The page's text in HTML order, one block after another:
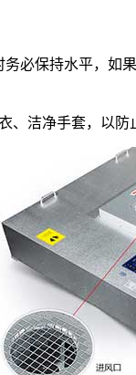
保持水平，如
洁净手套，以防